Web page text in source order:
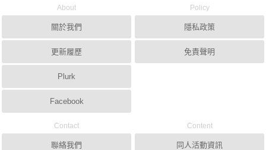
About
關於我們
更新履歷
Plurk
Facebook
Policy
隱私政策
免責聲明
Contact
聯絡我們
Content
同人活動資訊